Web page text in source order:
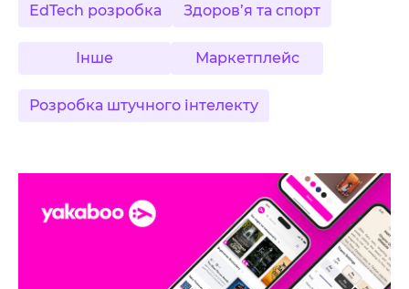
EdTech розробка Здоров’я та спорт
Інше Маркетплейс
Розробка штучного інтелекту